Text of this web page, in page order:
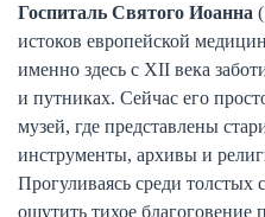
Госпиталь Святого Иоанна
истоков европейской
именно здесь с XII века
и путниках. Сейчас его
музей, где представлены
инструменты, архивы и
Прогуливаясь среди толстых
ощутить тихое